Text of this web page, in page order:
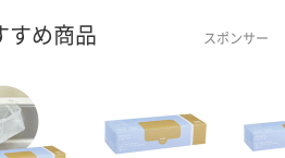
すめ商品 スポンサー